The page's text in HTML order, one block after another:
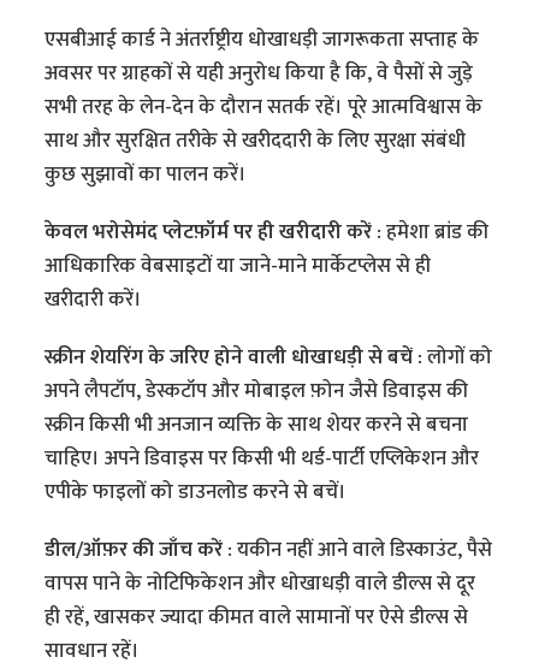
एसबीआई कार्ड ने अंतर्राष्ट्रीय धोखाधड़ी जागरूकता सप्ताह के
अवसर पर ग्राहकों से यही अनुरोध किया है कि, वे पैसों से जुड़े
सभी तरह के लेन-देन के दौरान सतर्क रहें। पूरे आत्मविश्वास के
साथ और सुरक्षित तरीके से खरीददारी के लिए सुरक्षा संबंधी
कुछ सुझावों का पालन करें।
केवल भरोसेमंद प्लेटफ़ॉर्म पर ही खरीदारी करें :हमेशा ब्रांड की
आधिकारिक वेबसाइटों या जाने-माने मार्केटप्लेस से ही
खरीदारी करें।
स्क्रीन शेयरिंग के जरिए होने वाली धोखाधड़ी से बचें :लोगों को
अपने लैपटॉप, डेस्कटॉप और मोबाइल फ़ोन जैसे डिवाइस की
स्क्रीन किसी भी अनजान व्यक्ति के साथ शेयर करने से बचना
चाहिए। अपने डिवाइस पर किसी भी थर्ड-पार्टी एप्लिकेशन और
एपीके फाइलों को डाउनलोड करने से बचें।
डील/ऑफ़र की जाँच करें :यकीन नहीं आने वाले डिस्काउंट, पैसे
वापस पाने के नोटिफिकेशन और धोखाधड़ी वाले डील्स से दूर
ही रहें, खासकर ज्यादा कीमत वाले सामानों पर ऐसे डील्स से
सावधान रहें।